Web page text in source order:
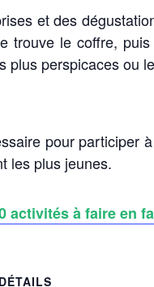
et des
trouve le coffre,
plus perspicaces ou
pour participer
les plus jeunes.
activités à faire en
DÉTAILS